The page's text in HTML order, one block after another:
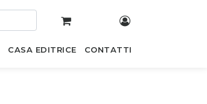
CASA EDITRICE CONTATTI